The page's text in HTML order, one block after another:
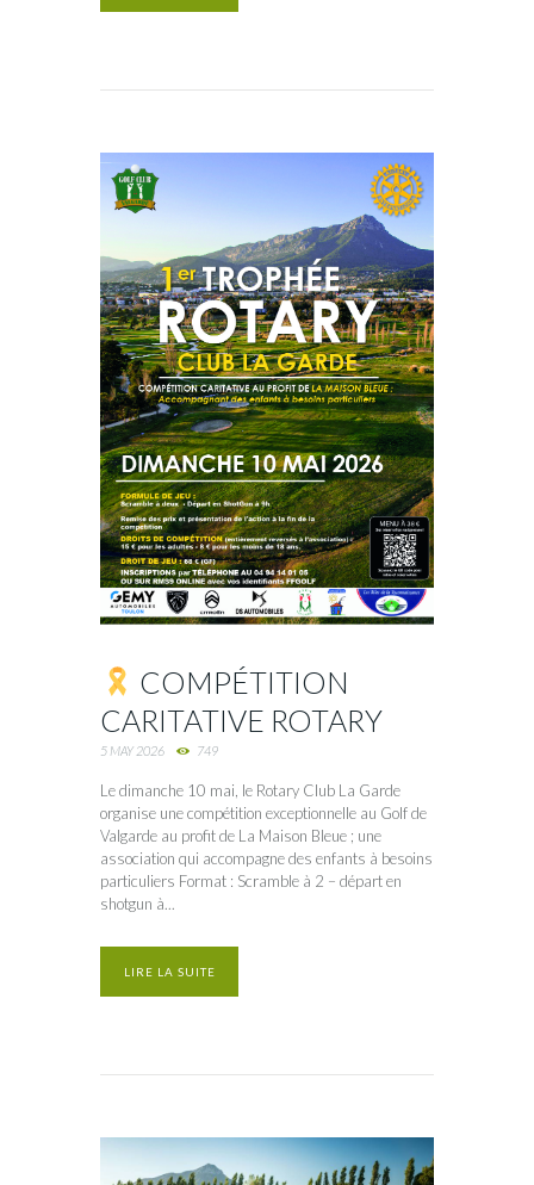
COMPÉTITION
CARITATIVE ROTARY
5 MAY 2026 749
Le dimanche 10 mai, le Rotary Club La Garde
organise une compétition exceptionnelle au Golf de
Valgarde au profit de La Maison Bleue ; une
association qui accompagne des enfants à besoins
particuliers Format : Scramble à 2 – départ en
shotgun à...
LIRE LA SUITE